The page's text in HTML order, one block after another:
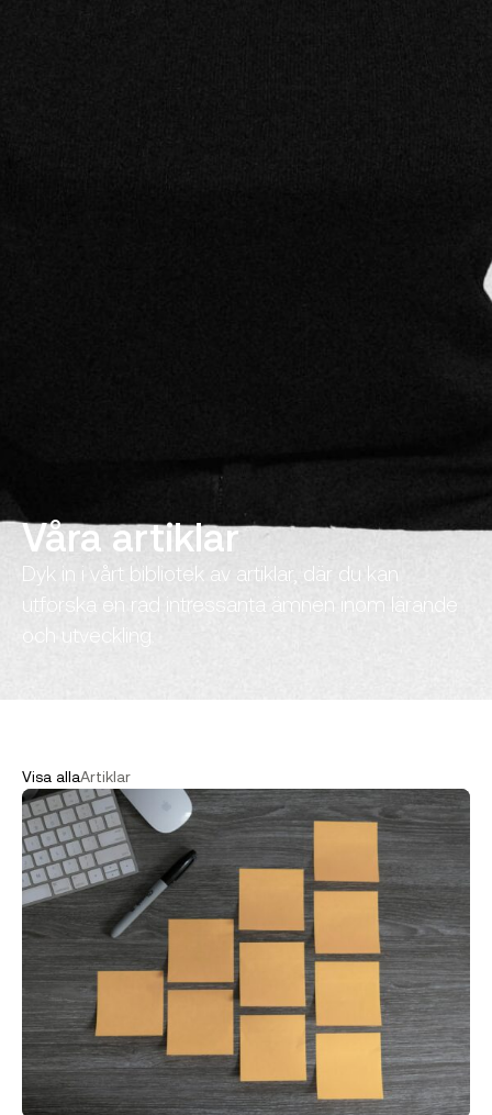
Våra artiklar
Dyk in i vårt bibliotek av artiklar, där du kan
utforska en rad intressanta ämnen inom lärande
och utveckling.
Visa allaArtiklar